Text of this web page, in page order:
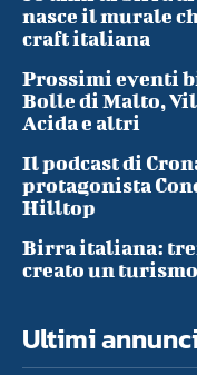
nasce il murale
craft italiana
Prossimi eventi
Bolle di Malto,
Acida e altri
Il podcast di
protagonista
Hilltop
Birra italiana:
creato un
Ultimi